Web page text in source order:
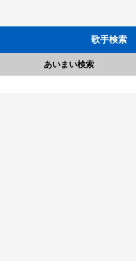
歌手検索
あいまい検索